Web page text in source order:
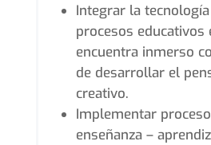
Integrar la
procesos educativos
encuentra inmerso
de desarrollar el
creativo.
Implementar
enseñanza –